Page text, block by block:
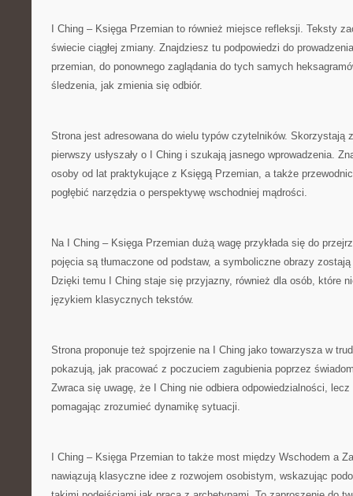
I Ching – Księga Przemian to również miejsce refleksji. Teksty
świecie ciągłej zmiany. Znajdziesz tu podpowiedzi do
przemian, do ponownego zaglądania do tych samych
śledzenia, jak zmienia się odbiór.
Strona jest adresowana do wielu typów czytelników. Skorzystają
pierwszy usłyszały o I Ching i szukają jasnego wprowadzenia.
osoby od lat praktykujące z Księgą Przemian, a także
pogłębić narzędzia o perspektywę wschodniej mądrości.
Na I Ching – Księga Przemian dużą wagę przykłada się do
pojęcia są tłumaczone od podstaw, a symboliczne obrazy
Dzięki temu I Ching staje się przyjazny, również dla osób, które
językiem klasycznych tekstów.
Strona proponuje też spojrzenie na I Ching jako towarzysza w
pokazują, jak pracować z poczuciem zagubienia poprzez
Zwraca się uwagę, że I Ching nie odbiera odpowiedzialności,
pomagając zrozumieć dynamikę sytuacji.
I Ching – Księga Przemian to także most między Wschodem a
nawiązują klasyczne idee z rozwojem osobistym, wskazując